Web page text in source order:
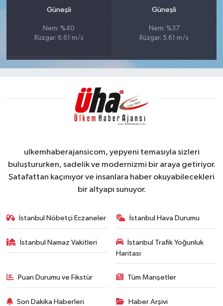
Güneşli
Nem: %40
Rüzgar: 6.61 m/s
Güneşli
Nem: %37
Rüzgar: 5.61 m/s
ulkemhaberajansicom, yepyeni temasıyla sizleri
buluştururken, sadelik ve modernizmi bir araya getiriyor.
Şatafattan kaçınıyor ve insanlara haber okuyabilecekleri
bir altyapı sunuyor.
İstanbul Nöbetçi Eczaneler İstanbul Hava Durumu
İstanbul Namaz Vakitleri
İstanbul Trafik Yoğunluk
Haritası
Puan Durumu ve Fikstür Tüm Manşetler
Son Dakika Haberleri Haber Arşivi